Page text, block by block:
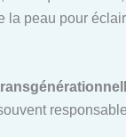
la peau pour